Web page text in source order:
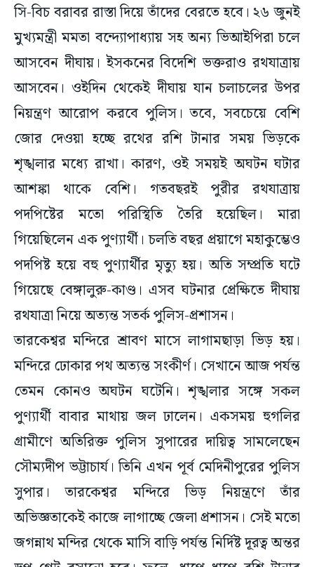
সি-বিচ বরাবর রাস্তা দিয়ে তাঁদের বেরতে হবে। ২৬ জুনই
মুখ্যমন্ত্রী মমতা বন্দ্যোপাধ্যায় সহ অন্য ভিআইপিরা চলে
আসবেন দীঘায়। ইসকনের বিদেশি ভক্তরাও রথযাত্রায়
আসবেন। ওইদিন থেকেই দীঘায় যান চলাচলের উপর
নিয়ন্ত্রণ আরোপ করবে পুলিস। তবে, সবচেয়ে বেশি
জোর দেওয়া হচ্ছে রথের রশি টানার সময় ভিড়কে
শৃঙ্খলার মধ্যে রাখা। কারণ, ওই সময়ই অঘটন ঘটার
আশঙ্কা থাকে বেশি। গতবছরই পুরীর রথযাত্রায়
পদপিষ্টের মতো পরিস্থিতি তৈরি হয়েছিল। মারা
গিয়েছিলেন এক পুণ্যার্থী। চলতি বছর প্রয়াগে মহাকুম্ভেও
পদপিষ্ট হয়ে বহু পুণ্যার্থীর মৃত্যু হয়। অতি সম্প্রতি ঘটে
গিয়েছে বেঙ্গালুরু-কাণ্ড। এসব ঘটনার প্রেক্ষিতে দীঘায়
রথযাত্রা নিয়ে অত্যন্ত সতর্ক পুলিস-প্রশাসন।
তারকেশ্বর মন্দিরে শ্রাবণ মাসে লাগামছাড়া ভিড় হয়।
মন্দিরে ঢোকার পথ অত্যন্ত সংকীর্ণ। সেখানে আজ পর্যন্ত
তেমন কোনও অঘটন ঘটেনি। শৃঙ্খলার সঙ্গে সকল
পুণ্যার্থী বাবার মাথায় জল ঢালেন। একসময় হুগলির
গ্রামীণে অতিরিক্ত পুলিস সুপারের দায়িত্ব সামলেছেন
সৌম্যদীপ ভট্টাচার্য। তিনি এখন পূর্ব মেদিনীপুরের পুলিস
সুপার। তারকেশ্বর মন্দিরে ভিড় নিয়ন্ত্রণে তাঁর
অভিজ্ঞতাকেই কাজে লাগাচ্ছে জেলা প্রশাসন। সেই মতো
জগন্নাথ মন্দির থেকে মাসি বাড়ি পর্যন্ত নির্দিষ্ট দূরত্ব অন্তর